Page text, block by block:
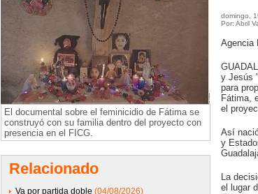
El documental sobre el feminicidio de Fátima se
construyó con su familia dentro del proyecto con
presencia en el FICG.
Relacionado
Va por partida doble (04/08/2026)
domingo,
Por: Abril
Agencia
y Jesús
para
Fátima,
el
Así
y
La
el lugar